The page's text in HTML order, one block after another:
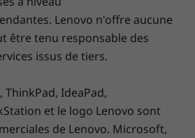
donc plus
bureau
Lenovo n'offre aucune
être tenu responsable des
issus de tiers.
ThinkPad, IdeaPad,
et le logo Lenovo sont
de Lenovo. Microsoft,